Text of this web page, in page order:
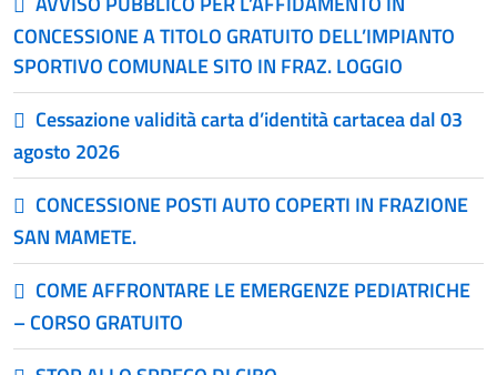
CONCESSIONE A TITOLO GRATUITO DELL’IMPIANTO
SPORTIVO COMUNALE SITO IN FRAZ. LOGGIO
Cessazione validità carta d’identità cartacea dal 03
agosto 2026
CONCESSIONE POSTI AUTO COPERTI IN FRAZIONE
SAN MAMETE.
COME AFFRONTARE LE EMERGENZE PEDIATRICHE
– CORSO GRATUITO